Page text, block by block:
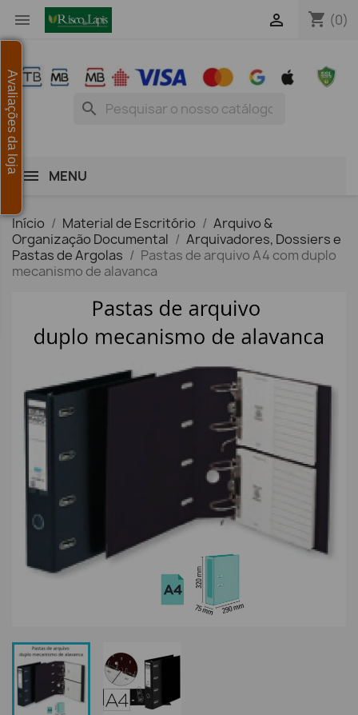
 shopping_cart (0)

search
MENU
Início Material de Escritório
Arquivo &
Organização Documental
Arquivadores, Dossiers e
Pastas de Argolas
Pastas de arquivo A4 com duplo
mecanismo de alavanca
Avaliações da loja